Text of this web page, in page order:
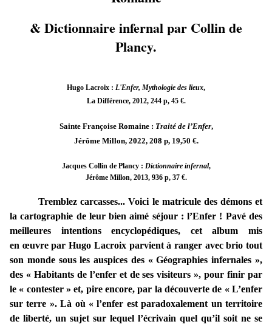
& Dictionnaire infernal par Collin de
Plancy.
Hugo Lacroix : L'Enfer, Mythologie des lieux,
La Différence, 2012, 244 p, 45 €.
Sainte Françoise Romaine : Traité de l’Enfer,
Jérôme Millon, 2022, 208 p, 19,50 €.
Jacques Collin de Plancy : Dictionnaire infernal,
Jérôme Millon, 2013, 936 p, 37 €.
Tremblez carcasses... Voici le matricule des démons et
la cartographie de leur bien aimé séjour : l’Enfer ! Pavé des
meilleures intentions encyclopédiques, cet album mis
en œuvrepar Hugo Lacroix parvient à ranger avec brio tout
son monde sous les auspices des « Géographies infernales »,
des « Habitants de l’enfer et de ses visiteurs », pour finir par
le « contester » et, pire encore, par la découverte de « L’enfer
sur terre ». Là où « l’enfer est paradoxalement un territoire
de liberté, un sujet sur lequel l’écrivain quel qu’il soit ne se